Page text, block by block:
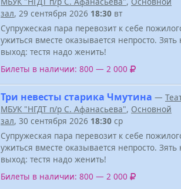
зал, 29 сентября 2026 18:30 вт
Супружеская пара перевозит к себе
ужиться вместе оказывается непросто. Зять
выход: тестя надо женить!
Билеты в наличии: 800 — 2 000
Три невесты старика Чмутина —
МБУК "НГДТ п/р С. Афанасьева", Основной
зал, 30 сентября 2026 18:30 ср
Супружеская пара перевозит к себе
ужиться вместе оказывается непросто. Зять
выход: тестя надо женить!
Билеты в наличии: 800 — 2 000